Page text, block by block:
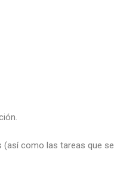
como las tareas que se